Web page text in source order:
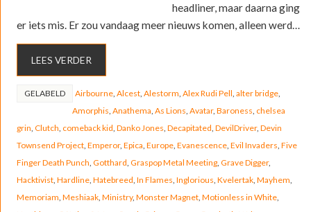
headliner, maar daarna ging
er iets mis. Er zou vandaag meer nieuws komen, alleen werd…
LEES VERDER
GELABELD Airbourne, Alcest, Alestorm Alex Rudi Pell alter bridge,
Amorphis Anathema As Lions Avatar, Baroness chelsea
grin Clutch comeback kid Danko Jones Decapitated DevilDriver, Devin
Townsend Project, Emperor, Epica Europe, Evanescence, Evil Invaders Five
Finger Death Punch Gotthard Graspop Metal Meeting, Grave Digger,
Hacktivist, Hardline, Hatebreed In Flames Inglorious Kvelertak, Mayhem
Memoriam Meshiaak, Ministry, Monster Magnet, Motionless in White,